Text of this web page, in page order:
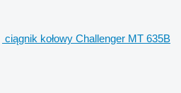
ciągnik kołowy Challenger MT 635B